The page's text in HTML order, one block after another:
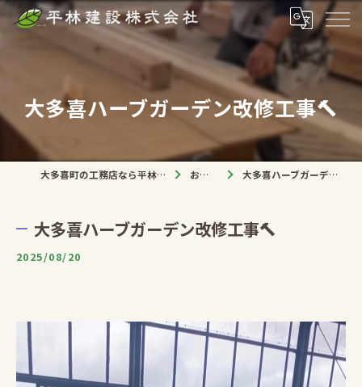
大多喜ハーブガーデン改修工事🔨
大多喜町の工務店なら平林建設株式会社 お知らせ 大多喜ハーブガーデン改修工事🔨
大多喜ハーブガーデン改修工事🔨
2025/08/20